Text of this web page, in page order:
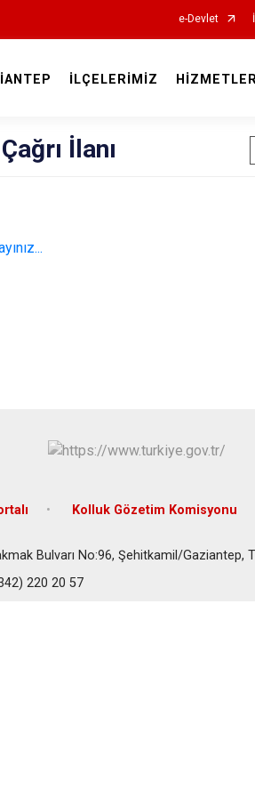
e-Devlet
İLÇELERİMİZ
İlanı
Kolluk Gözetim Komisyonu
Bulvarı No:96, Şehitkamil/Gaziantep,
220 20 57